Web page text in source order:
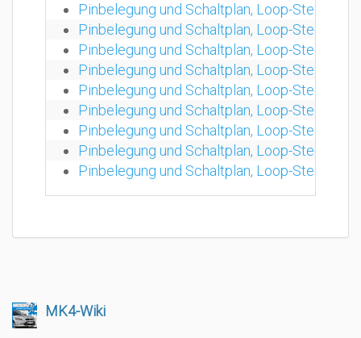
Pinbelegung und Schaltplan, Loop-Stecker
Pinbelegung und Schaltplan, Loop-Stecker
Pinbelegung und Schaltplan, Loop-Stecker
Pinbelegung und Schaltplan, Loop-Stecker
Pinbelegung und Schaltplan, Loop-Stecker
Pinbelegung und Schaltplan, Loop-Stecker
Pinbelegung und Schaltplan, Loop-Stecker
Pinbelegung und Schaltplan, Loop-Stecker
Pinbelegung und Schaltplan, Loop-Stecker
MK4-Wiki